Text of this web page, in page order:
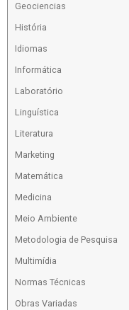
Geociencias
História
Idiomas
Informática
Laboratório
Linguística
Literatura
Marketing
Matemática
Medicina
Meio Ambiente
Metodologia de Pesquisa
Multimídia
Normas Técnicas
Obras Variadas